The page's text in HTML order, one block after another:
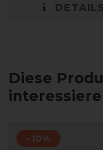
Diese
-10%